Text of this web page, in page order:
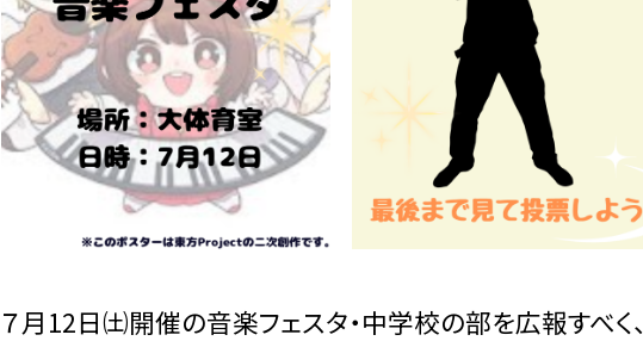
７月12日㈯開催の音楽フェスタ・中学校の部を広報すべく、